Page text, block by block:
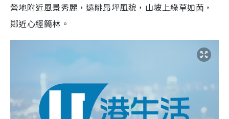
營地附近風景秀麗，遠眺昂坪風貌，山坡上綠草如茵，
鄰近心經簡林。